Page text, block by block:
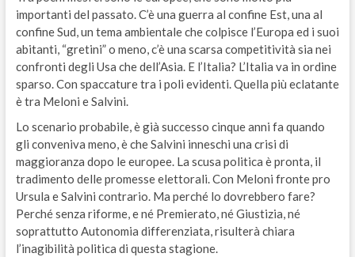
importanti del passato. C’è una guerra al confine Est, una al
confine Sud, un tema ambientale che colpisce l’Europa ed i suoi
abitanti, “gretini” o meno, c’è una scarsa competitività sia nei
confronti degli Usa che dell’Asia. E l’Italia? L’Italia va in ordine
sparso. Con spaccature tra i poli evidenti. Quella più eclatante
è tra Meloni e Salvini.
Lo scenario probabile, è già successo cinque anni fa quando
gli conveniva meno, è che Salvini inneschi una crisi di
maggioranza dopo le europee. La scusa politica è pronta, il
tradimento delle promesse elettorali. Con Meloni fronte pro
Ursula e Salvini contrario. Ma perché lo dovrebbero fare?
Perché senza riforme, e né Premierato, né Giustizia, né
soprattutto Autonomia differenziata, risulterà chiara
l’inagibilità politica di questa stagione.